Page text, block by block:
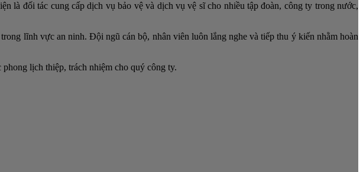
đối tác cung cấp dịch vụ bảo vệ và dịch vụ vệ sĩ cho nhiều tập đoàn, công ty trong nước,
lĩnh vực an ninh. Đội ngũ cán bộ, nhân viên luôn lắng nghe và tiếp thu ý kiến nhằm hoàn
lịch thiệp, trách nhiệm cho quý công ty.